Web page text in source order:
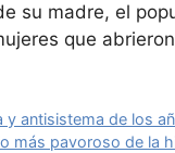
su madre, el
que
y antisistema de los
más pavoroso de la